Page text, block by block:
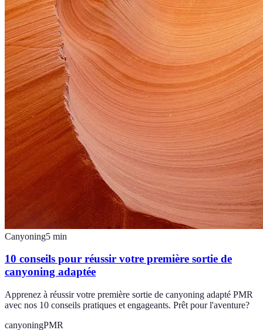
Canyoning5 min
10 conseils pour réussir votre première sortie de
canyoning adaptée
Apprenez à réussir votre première sortie de canyoning adapté PMR
avec nos 10 conseils pratiques et engageants. Prêt pour l'aventure?
canyoningPMR